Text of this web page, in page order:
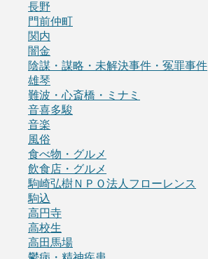
長野
門前仲町
関内
闇金
陰謀・謀略・未解決事件・冤罪事件
雄琴
難波・心斎橋・ミナミ
音喜多駿
音楽
風俗
食べ物・グルメ
飲食店・グルメ
駒崎弘樹ＮＰＯ法人フローレンス
駒込
高円寺
高校生
高田馬場